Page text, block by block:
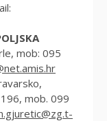
mob: 095
mob. 099